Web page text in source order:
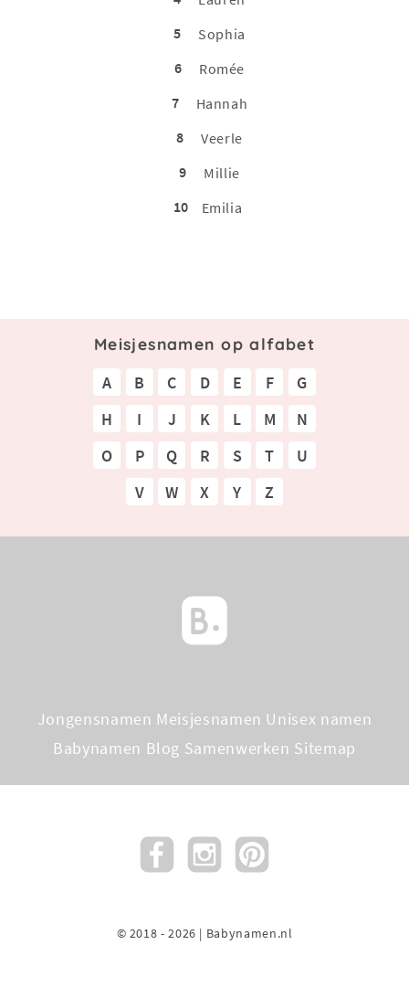
5
Sophia
6
Romée
7
Hannah
8
Veerle
9
Millie
10
Emilia
Meisjesnamen op alfabet
A B C D E F
G
H
I J K L M
N
O
P Q R S T
U
V
W X Y Z
Jongensnamen Meisjesnamen Unisex namen
Babynamen Blog Samenwerken Sitemap
© 2018 - 2026 | Babynamen.nl